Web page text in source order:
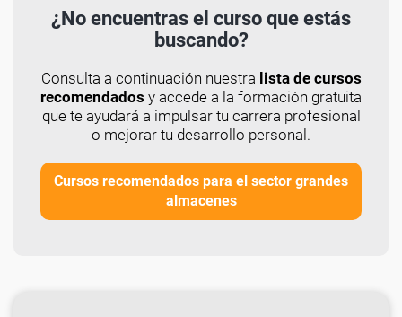
¿No encuentras el curso que estás
buscando?
Consulta a continuación nuestra lista de cursos
recomendados y accede a la formación gratuita
que te ayudará a impulsar tu carrera profesional
o mejorar tu desarrollo personal.
Cursos recomendados para el sector grandes
almacenes